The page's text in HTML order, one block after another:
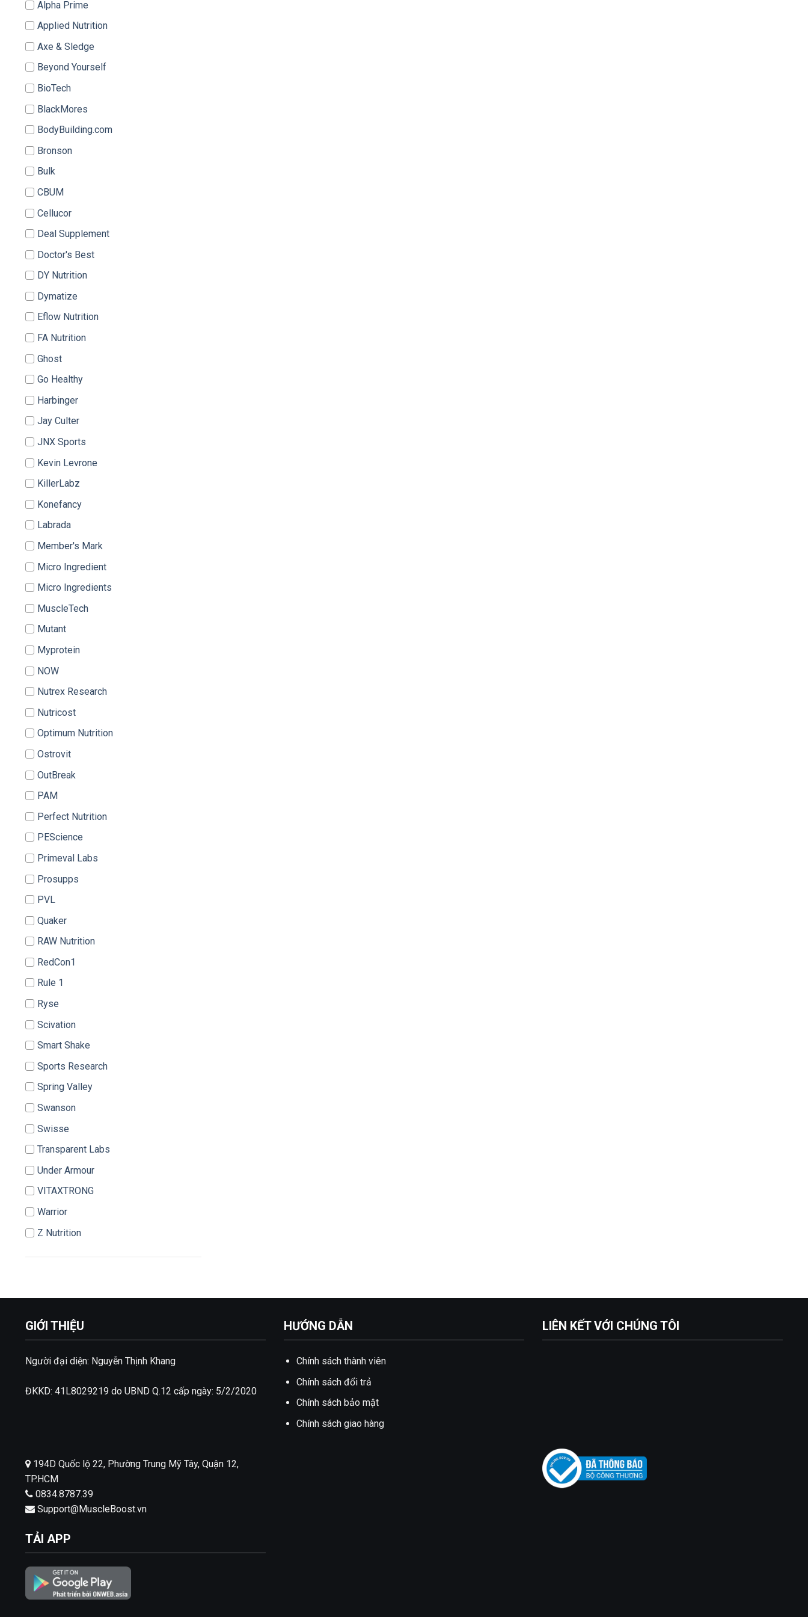
Alpha Prime
Applied Nutrition
Axe & Sledge
Beyond Yourself
BioTech
BlackMores
BodyBuilding.com
Bronson
Bulk
CBUM
Cellucor
Deal Supplement
Doctor's Best
DY Nutrition
Dymatize
Eflow Nutrition
FA Nutrition
Ghost
Go Healthy
Harbinger
Jay Culter
JNX Sports
Kevin Levrone
KillerLabz
Konefancy
Labrada
Member's Mark
Micro Ingredient
Micro Ingredients
MuscleTech
Mutant
Myprotein
NOW
Nutrex Research
Nutricost
Optimum Nutrition
Ostrovit
OutBreak
PAM
Perfect Nutrition
PEScience
Primeval Labs
Prosupps
PVL
Quaker
RAW Nutrition
RedCon1
Rule 1
Ryse
Scivation
Smart Shake
Sports Research
Spring Valley
Swanson
Swisse
Transparent Labs
Under Armour
VITAXTRONG
Warrior
Z Nutrition
GIỚI THIỆU
Người đại diện: Nguyễn Thịnh Khang
ĐKKD: 41L8029219 do UBND Q.12 cấp ngày: 5/2/2020
194D Quốc lộ 22, Phường Trung Mỹ Tây, Quận 12,
TP.HCM
0834.8787.39
Support@MuscleBoost.vn
TẢI APP
HƯỚNG DẪN
Chính sách thành viên
Chính sách đổi trả
Chính sách bảo mật
Chính sách giao hàng
LIÊN KẾT VỚI CHÚNG TÔI